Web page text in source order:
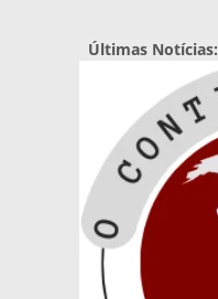
para
conteúdo
Últimas Notícias: